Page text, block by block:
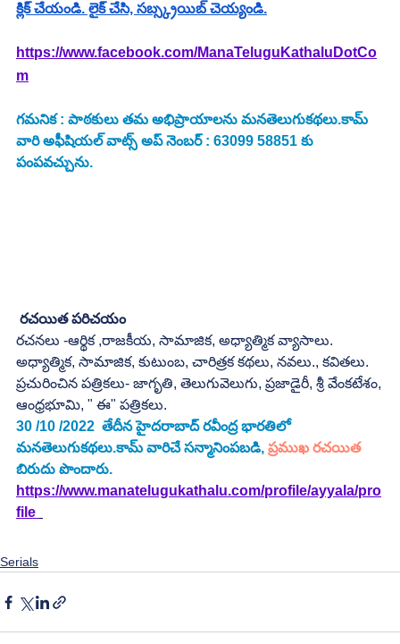
క్లిక్ చేయండి. లైక్ చేసి, సబ్స్క్రయిబ్ చెయ్యండి.
https://www.facebook.com/ManaTeluguKathaluDotCo
m
గమనిక : పాఠకులు తమ అభిప్రాయాలను మనతెలుగుకథలు.కామ్
వారి అఫీషియల్ వాట్స్ అప్ నెంబర్ : 63099 58851 కు
పంపవచ్చును.
రచయిత పరిచయం
రచనలు -ఆర్థిక ,రాజకీయ, సామాజిక, అధ్యాత్మిక వ్యాసాలు.
అధ్యాత్మిక, సామాజిక, కుటుంబ, చారిత్రక కథలు, నవలు., కవితలు.
ప్రచురించిన పత్రికలు- జాగృతి, తెలుగువెలుగు, ప్రజాడైరీ, శ్రీ వేంకటేశం,
ఆంధ్రభూమి, " ఈ" పత్రికలు.
30 /10 /2022  తేదీన హైదరాబాద్ రవీంద్ర భారతిలో
మనతెలుగుకథలు.కామ్ వారిచే సన్మానింపబడి, ప్రముఖ రచయిత
బిరుదు పొందారు.
https://www.manatelugukathalu.com/profile/ayyala/pro
file
Serials